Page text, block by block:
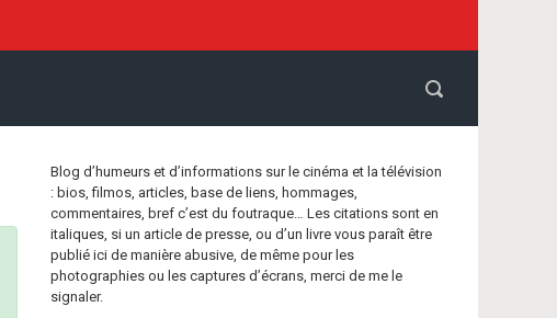
Blog d’humeurs et d’informations sur le cinéma et la télévision
: bios, filmos, articles, base de liens, hommages,
commentaires, bref c’est du foutraque… Les citations sont en
italiques, si un article de presse, ou d’un livre vous paraît être
publié ici de manière abusive, de même pour les
photographies ou les captures d’écrans, merci de me le
signaler.